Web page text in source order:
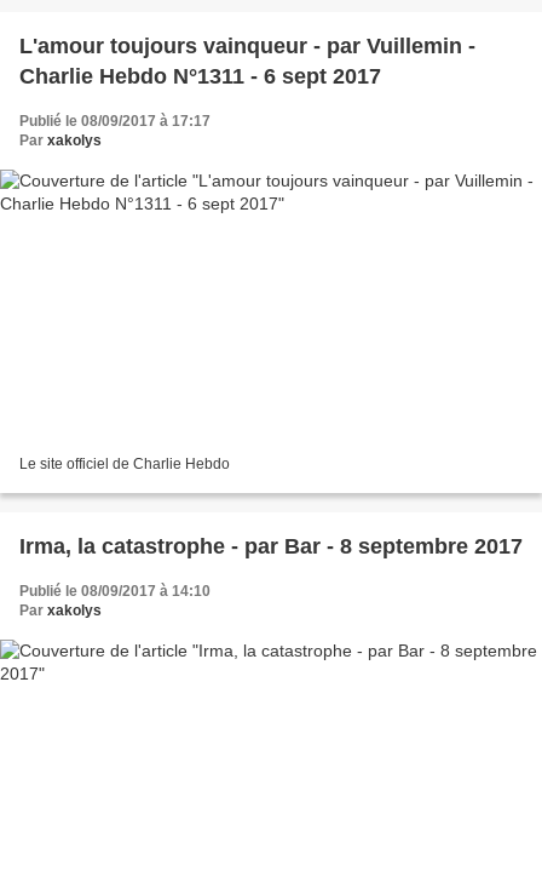
L'amour toujours vainqueur - par Vuillemin -
Charlie Hebdo N°1311 - 6 sept 2017
Publié le 08/09/2017 à 17:17
Par xakolys
Le site officiel de Charlie Hebdo
Irma, la catastrophe - par Bar - 8 septembre 2017
Publié le 08/09/2017 à 14:10
Par xakolys